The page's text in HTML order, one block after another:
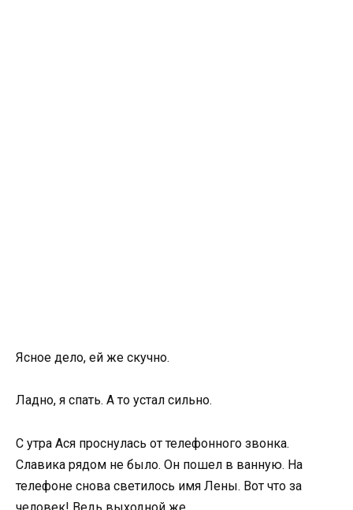
Ясное дело, ей же скучно.
Ладно, я спать. А то устал сильно.
С утра Ася проснулась от телефонного звонка.
Славика рядом не было. Он пошел в ванную. На
телефоне снова светилось имя Лены. Вот что за
человек! Ведь выходной же.